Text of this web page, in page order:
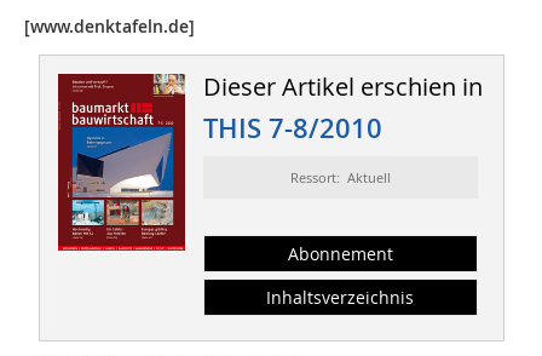
[www.denktafeln.de]
Dieser Artikel erschien in
THIS 7-8/2010
Ressort: Aktuell
Abonnement
Inhaltsverzeichnis